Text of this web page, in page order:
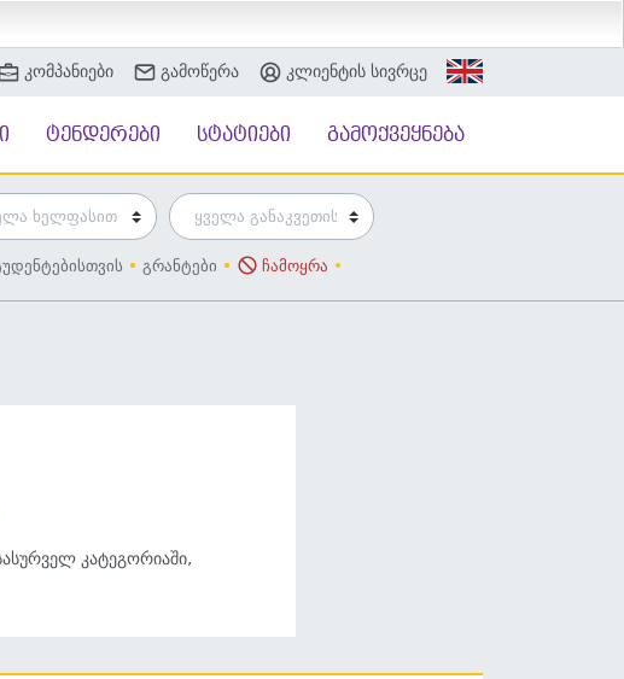
კომპანიები გამოწერა კლიენტის სივრცე
ტენდერები სტატიები გამოქვეყნება
გრანტები ჩამოყრა
კატეგორიაში,